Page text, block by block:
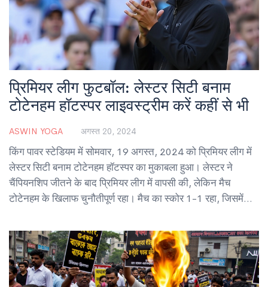
प्रिमियर लीग फुटबॉल: लेस्टर सिटी बनाम
टोटेनहम हॉटस्पर लाइवस्ट्रीम करें कहीं से भी
ASWIN YOGA अगस्त 20, 2024
किंग पावर स्टेडियम में सोमवार, 19 अगस्त, 2024 को प्रिमियर लीग में
लेस्टर सिटी बनाम टोटेनहम हॉटस्पर का मुकाबला हुआ। लेस्टर ने
चैंपियनशिप जीतने के बाद प्रिमियर लीग में वापसी की, लेकिन मैच
टोटेनहम के खिलाफ चुनौतीपूर्ण रहा। मैच का स्कोर 1-1 रहा, जिसमें
कर ली।